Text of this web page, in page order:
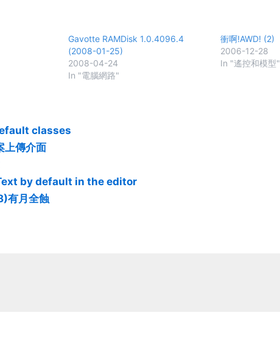
Gavotte RAMDisk 1.0.4096.4
(2008-01-25)
2008-04-24
In "電腦網路"
衝啊!AWD! (2)
2006-12-28
In "遙控和模型"
classes
傳介面
by default in the editor
有月全蝕